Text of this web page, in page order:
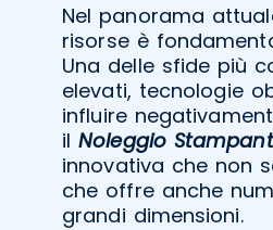
Nel panorama
risorse è
Una delle sfide più
elevati, tecnologie
influire
ilNoleggio
innovativa che non
che offre anche
grandi dimensioni.